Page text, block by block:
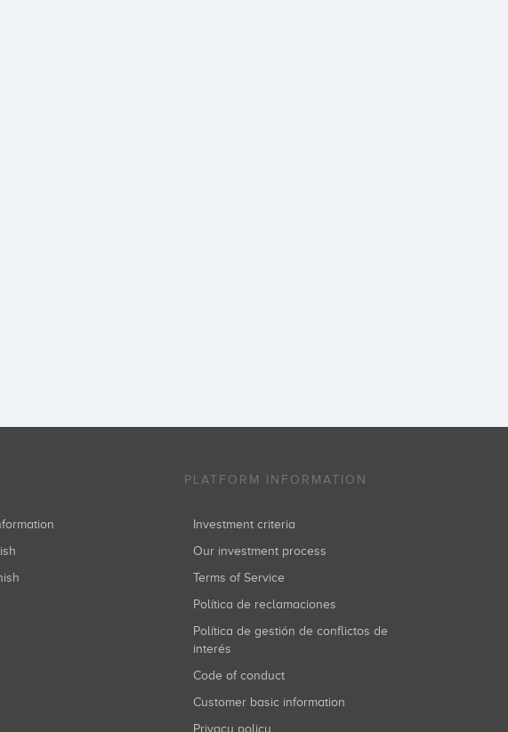
PLATFORM INFORMATION
Investment criteria
Our investment process
Terms of Service
Política de reclamaciones
Política de gestión de conflictos de
interés
Code of conduct
Customer basic information
Privacy policy